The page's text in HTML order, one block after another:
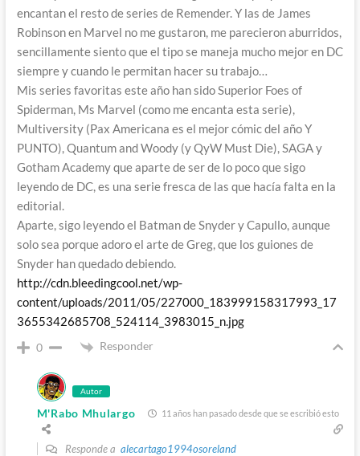
encantan el resto de series de Remender. Y las de James
Robinson en Marvel no me gustaron, me parecieron aburridos,
sencillamente siento que el tipo se maneja mucho mejor en DC
siempre y cuando le permitan hacer su trabajo…
Mis series favoritas este año han sido Superior Foes of
Spiderman, Ms Marvel (como me encanta esta serie),
Multiversity (Pax Americana es el mejor cómic del año Y
PUNTO), Quantum and Woody (y QyW Must Die), SAGA y
Gotham Academy que aparte de ser de lo poco que sigo
leyendo de DC, es una serie fresca de las que hacía falta en la
editorial.
Aparte, sigo leyendo el Batman de Snyder y Capullo, aunque
solo sea porque adoro el arte de Greg, que los guiones de
Snyder han quedado debiendo.
http://cdn.bleedingcool.net/wp-
content/uploads/2011/05/227000_183999158317993_17
3655342685708_524114_3983015_n.jpg
0 Responder
Autor
M'Rabo Mhulargo 11 años han pasado desde que se escribió esto
Responde a alecartago1994osoreland